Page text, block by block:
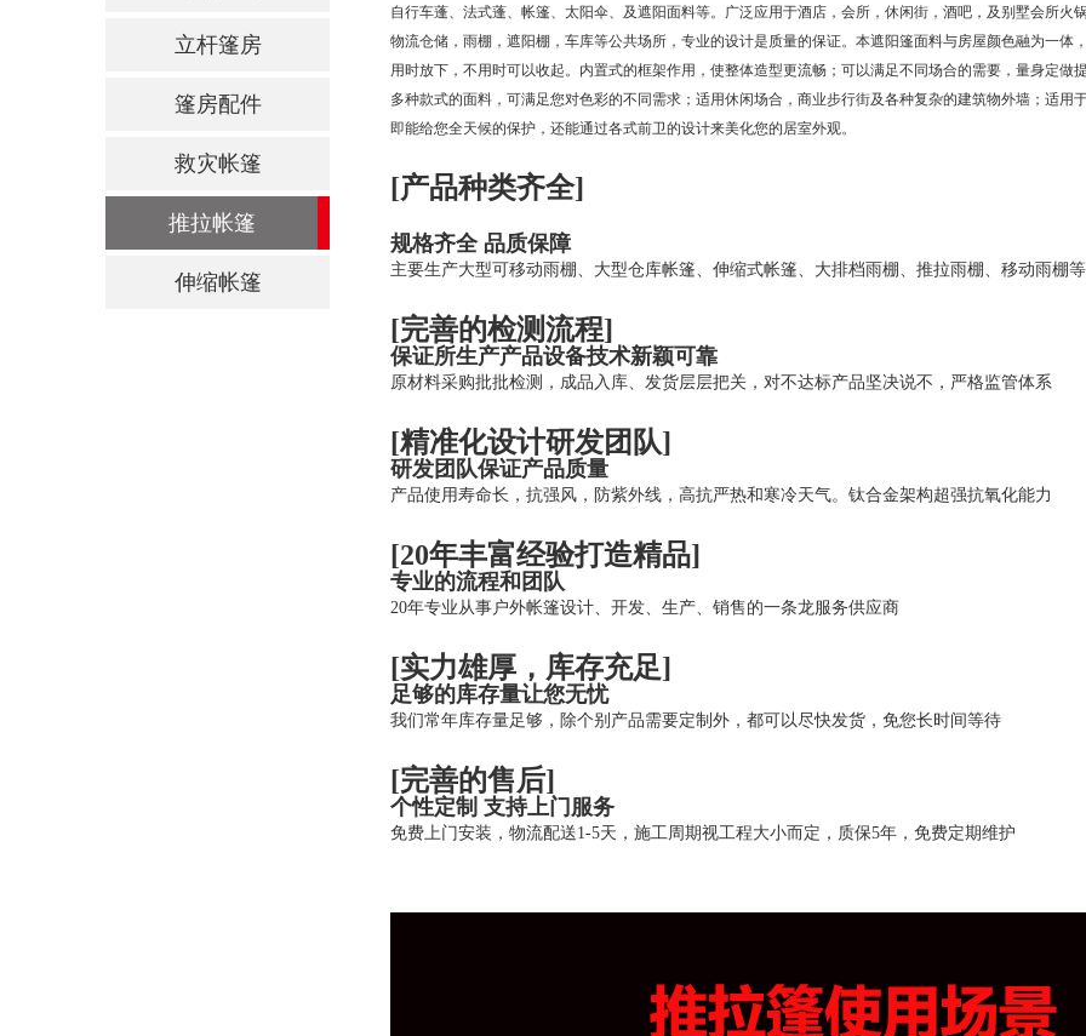
立杆篷房
篷房配件
救灾帐篷
推拉帐篷
伸缩帐篷
自行车蓬、法式蓬、帐篷、太阳伞、及遮阳面料等。广泛应用于酒店，会所，休闲街，酒吧，及别墅会所火
物流仓储，雨棚，遮阳棚，车库等公共场所，专业的设计是质量的保证。本遮阳篷面料与房屋颜色融为一体
用时放下，不用时可以收起。内置式的框架作用，使整体造型更流畅；可以满足不同场合的需要，量身定做
多种款式的面料，可满足您对色彩的不同需求；适用休闲场合，商业步行街及各种复杂的建筑物外墙；适用
即能给您全天候的保护，还能通过各式前卫的设计来美化您的居室外观。
[产品种类齐全]
规格齐全 品质保障
主要生产大型可移动雨棚、大型仓库帐篷、伸缩式帐篷、大排档雨棚、推拉雨棚、移动雨棚
[完善的检测流程]
保证所生产产品设备技术新颖可靠
原材料采购批批检测，成品入库、发货层层把关，对不达标产品坚决说不，严格监管体系
[精准化设计研发团队]
研发团队保证产品质量
产品使用寿命长，抗强风，防紫外线，高抗严热和寒冷天气。钛合金架构超强抗氧化能力
[20年丰富经验打造精品]
专业的流程和团队
20年专业从事户外帐篷设计、开发、生产、销售的一条龙服务供应商
[实力雄厚，库存充足]
足够的库存量让您无忧
我们常年库存量足够，除个别产品需要定制外，都可以尽快发货，免您长时间等待
[完善的售后]
个性定制 支持上门服务
免费上门安装，物流配送1-5天，施工周期视工程大小而定，质保5年，免费定期维护